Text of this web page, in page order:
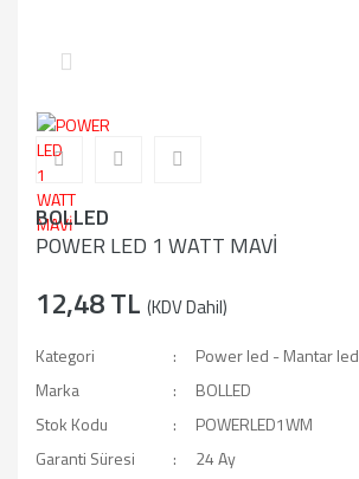
BOLLED
POWER LED 1 WATT MAVİ
12,48 TL (KDV Dahil)
Kategori
Power led - Mantar led
Marka
BOLLED
Stok Kodu
POWERLED1WM
Garanti Süresi
24 Ay